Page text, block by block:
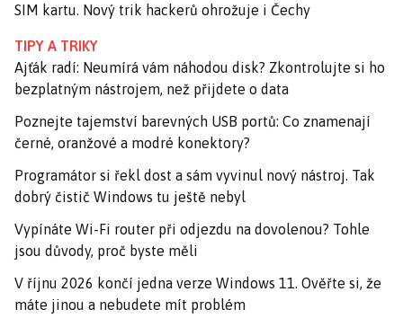
SIM kartu. Nový trik hackerů ohrožuje i Čechy
TIPY A TRIKY
Ajťák radí: Neumírá vám náhodou disk? Zkontrolujte si ho
bezplatným nástrojem, než přijdete o data
Poznejte tajemství barevných USB portů: Co znamenají
černé, oranžové a modré konektory?
Programátor si řekl dost a sám vyvinul nový nástroj. Tak
dobrý čistič Windows tu ještě nebyl
Vypínáte Wi-Fi router při odjezdu na dovolenou? Tohle
jsou důvody, proč byste měli
V říjnu 2026 končí jedna verze Windows 11. Ověřte si, že
máte jinou a nebudete mít problém